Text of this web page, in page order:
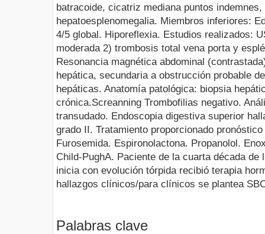
batracoide, cicatriz mediana puntos
hepatoesplenomegalia. Miembros inferiores:
4/5 global. Hiporeflexia. Estudios realizados:
moderada 2) trombosis total vena porta y
Resonancia magnética abdominal
hepática, secundaria a obstrucción probable
hepáticas. Anatomía patológica: biopsia
crónica.Screanning Trombofilias negativo.
transudado. Endoscopia digestiva superior
grado II. Tratamiento proporcionado
Furosemida. Espironolactona. Propanolol.
Child-PughA. Paciente de la cuarta década
inicia con evolución tórpida recibió terapia
hallazgos clínicos/para clínicos se plantea
Palabras clave